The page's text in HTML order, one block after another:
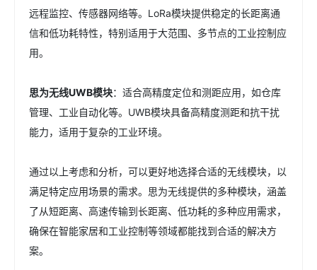
远程监控、传感器网络等。LoRa模块提供稳定的长距离通
信和低功耗特性，特别适用于大范围、多节点的工业控制应
用。
思为无线UWB模块：适合高精度定位和测距应用，如仓库
管理、工业自动化等。UWB模块具备高精度测距和抗干扰
能力，适用于复杂的工业环境。
通过以上考虑和分析，可以更好地选择合适的无线模块，以
满足特定应用场景的需求。思为无线提供的多种模块，涵盖
了从短距离、高速传输到长距离、低功耗的多种应用需求，
确保在智能家居和工业控制等领域都能找到合适的解决方
案。